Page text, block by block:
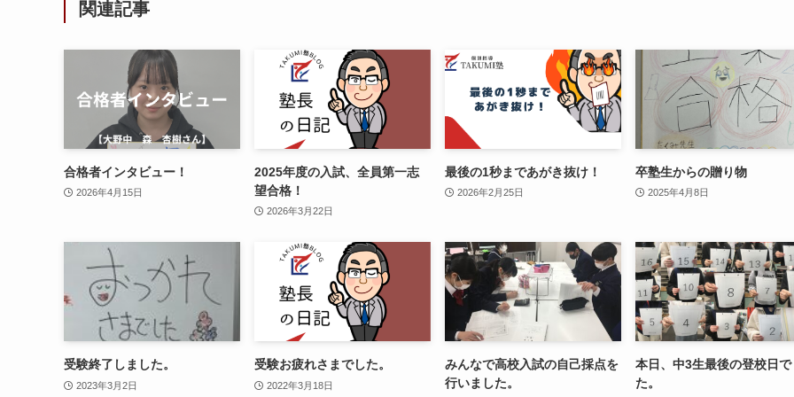
関連記事
合格者インタビュー！
2026年4月15日
2025年度の入試、全員第一志
望合格！
2026年3月22日
最後の1秒まであがき抜け！
2026年2月25日
卒塾生からの贈り物
2025年4月8日
受験終了しました。
2023年3月2日
受験お疲れさまでした。
2022年3月18日
みんなで高校入試の自己採点を
行いました。
本日、中3生最後の登校日で
た。